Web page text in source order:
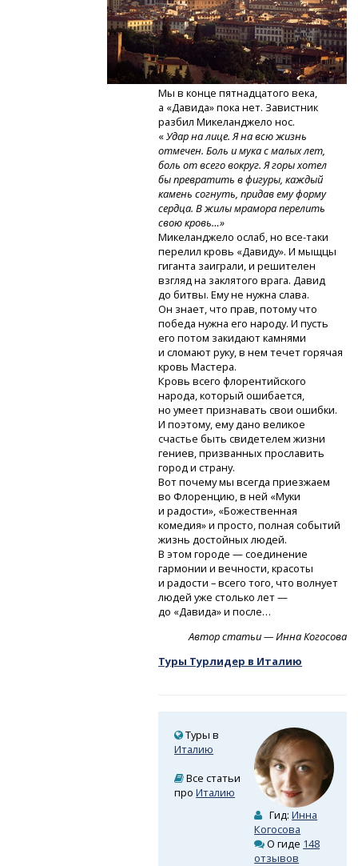
Мы в конце пятнадцатого века,
а «Давида» пока нет. Завистник
разбил Микеланджело нос.
«Удар на лице. Я на всю жизнь
отмечен. Боль и мука с малых лет,
боль от всего вокруг. Я горы хотел
бы превратить в фигуры, каждый
камень согнуть, придав ему форму
сердца. В жилы мрамора перелить
свою кровь…»
Микеланджело ослаб,но все-таки
перелил кровь «Давиду». И мыщцы
гиганта заиграли, и решителен
взгляд на заклятого врага. Давид
до битвы. Ему не нужна слава.
Он знает, что прав, потому что
победа нужна его народу. И пусть
его потом закидают камнями
и сломают руку, в нем течет горячая
кровь Мастера.
Кровь всего флорентийского
народа, который ошибается,
но умеет признавать свои ошибки.
И поэтому, ему дано великое
счастье быть свидетелем жизни
гениев, призванных прославить
город и страну.
Вот почему мы всегда приезжаем
во Флоренцию, в ней «Муки
и радости», «Божественная
комедия» и просто, полная событий
жизнь достойных людей.
В этом городе — соединение
гармонии и вечности, красоты
и радости – всего того, что волнует
людей уже столько лет —
до «Давида» и после…
Автор статьи —Инна Когосова
Туры Турлидер в Италию
Туры в
Италию
Все статьи
проИталию
Гид:Инна
Когосова
О гиде 148
отзывов